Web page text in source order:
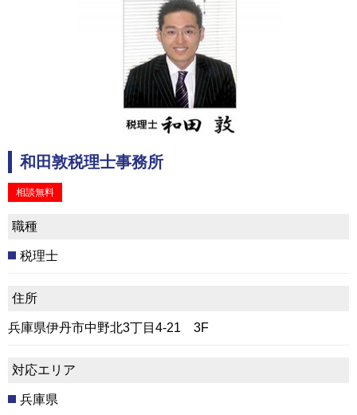
和田敦税理士事務所
相談無料
職種
税理士
住所
兵庫県伊丹市中野北3丁目4-21 3F
対応エリア
兵庫県